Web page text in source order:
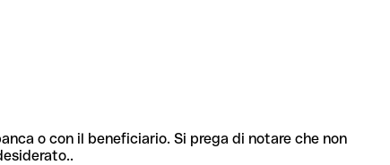
o con il beneficiario. Si prega di notare che non